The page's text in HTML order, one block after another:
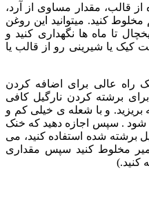
قالب، مقدار مساوی از آرد،
کنید. میتوانید این روغن
تا ماه ها نگهداری کنید و
یا شیرینی رو از قالب یا
راه عالی برای اضافه کردن
برشته کردن نارگیل کافی
بریزید. و با شعله ی خیلی کم و
شود . سپس اجازه دهید که خنک
برشته شده استفاده کنید، می
خمیر مخلوط کنید سپس مقداری
کنید.)